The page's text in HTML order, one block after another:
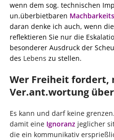
wenn dem sog. technischen
un.überbietbaren
daran denke ich auch, wenn
reflektieren Sie nur die
besonderer Ausdruck der
des Lebens zu stellen.
Wer Freiheit fordert,
Ver.ant.wortung
Es kann und darf keine
damit eine Ignoranz jeglicher
die ein kommunikativ